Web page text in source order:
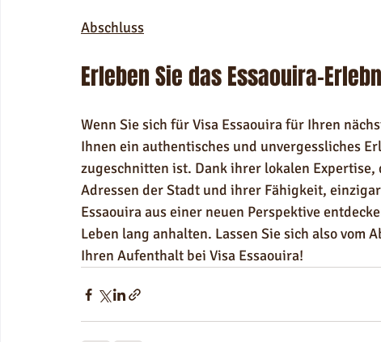
Abschluss
Erleben Sie das Essaouira-
Wenn Sie sich für Visa Essaouira für Ihren
Ihnen ein authentisches und unvergessliches
zugeschnitten ist. Dank ihrer lokalen
Adressen der Stadt und ihrer Fähigkeit,
Essaouira aus einer neuen Perspektive
Leben lang anhalten. Lassen Sie sich also vom
Ihren Aufenthalt bei Visa Essaouira!